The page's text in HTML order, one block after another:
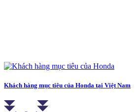
Khách hàng mục tiêu của Honda tại Việt Nam